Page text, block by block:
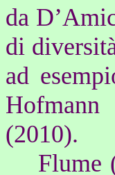
da
di
ad
(2010).
Flume